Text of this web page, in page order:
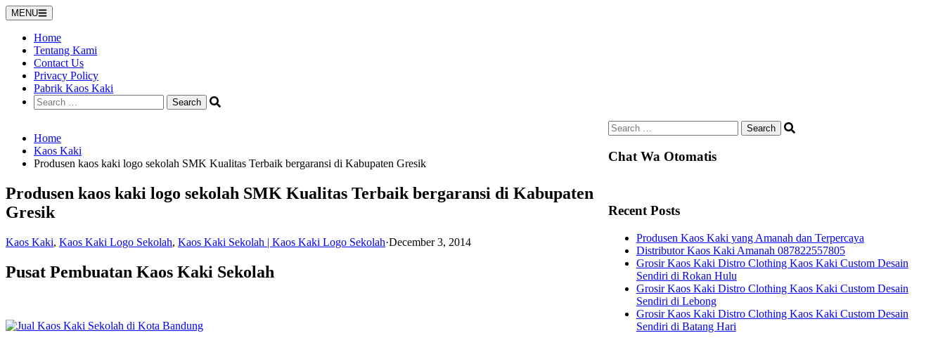
Skip
to
content
MENU
Home
Tentang Kami
Contact Us
Privacy Policy
Pabrik Kaos Kaki
Search
for:
Home
Kaos Kaki
Produsen kaos kaki logo sekolah SMK Kualitas Terbaik bergaransi di Kabupaten Gresik
Produsen kaos kaki logo sekolah SMK Kualitas Terbaik bergaransi di Kabupaten
Gresik
Kaos Kaki, Kaos Kaki Logo Sekolah, Kaos Kaki Sekolah | Kaos Kaki Logo Sekolah·December 3, 2014
Pusat Pembuatan Kaos Kaki Sekolah
Search
for:
Chat Wa Otomatis
Recent Posts
Produsen Kaos Kaki yang Amanah dan Terpercaya
Distributor Kaos Kaki Amanah 087822557805
Grosir Kaos Kaki Distro Clothing Kaos Kaki Custom Desain
Sendiri di Rokan Hulu
Grosir Kaos Kaki Distro Clothing Kaos Kaki Custom Desain
Sendiri di Lebong
Grosir Kaos Kaki Distro Clothing Kaos Kaki Custom Desain
Sendiri di Batang Hari